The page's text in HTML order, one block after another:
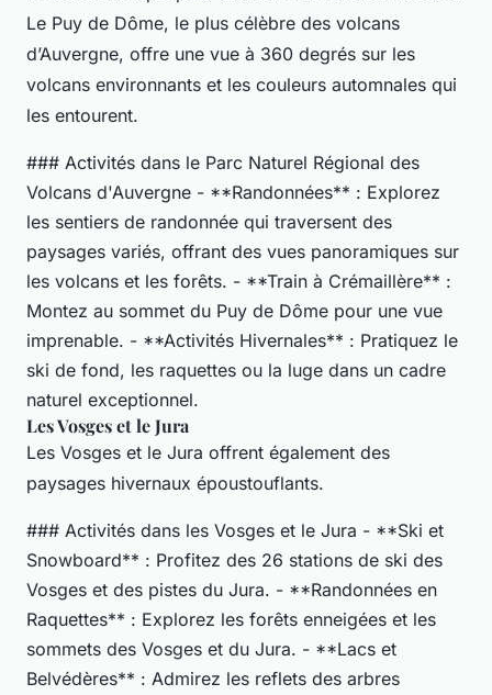
Le Puy de Dôme, le plus célèbre des volcans
d’Auvergne, offre une vue à 360 degrés sur les
volcans environnants et les couleurs automnales qui
les entourent.
### Activités dans le Parc Naturel Régional des
Volcans d'Auvergne - **Randonnées** : Explorez
les sentiers de randonnée qui traversent des
paysages variés, offrant des vues panoramiques sur
les volcans et les forêts. - **Train à Crémaillère** :
Montez au sommet du Puy de Dôme pour une vue
imprenable. - **Activités Hivernales** : Pratiquez le
ski de fond, les raquettes ou la luge dans un cadre
naturel exceptionnel.
Les Vosges et le Jura
Les Vosges et le Jura offrent également des
paysages hivernaux époustouflants.
### Activités dans les Vosges et le Jura - **Ski et
Snowboard** : Profitez des 26 stations de ski des
Vosges et des pistes du Jura. - **Randonnées en
Raquettes** : Explorez les forêts enneigées et les
sommets des Vosges et du Jura. - **Lacs et
Belvédères** : Admirez les reflets des arbres